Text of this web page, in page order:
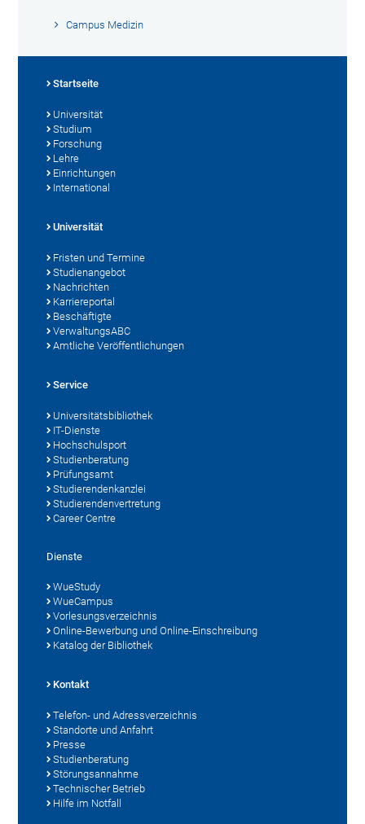
Campus Medizin
Startseite
Universität
Studium
Forschung
Lehre
Einrichtungen
International
Universität
Fristen und Termine
Studienangebot
Nachrichten
Karriereportal
Beschäftigte
VerwaltungsABC
Amtliche Veröffentlichungen
Service
Universitätsbibliothek
IT-Dienste
Hochschulsport
Studienberatung
Prüfungsamt
Studierendenkanzlei
Studierendenvertretung
Career Centre
Dienste
WueStudy
WueCampus
Vorlesungsverzeichnis
Online-Bewerbung und Online-Einschreibung
Katalog der Bibliothek
Kontakt
Telefon- und Adressverzeichnis
Standorte und Anfahrt
Presse
Studienberatung
Störungsannahme
Technischer Betrieb
Hilfe im Notfall